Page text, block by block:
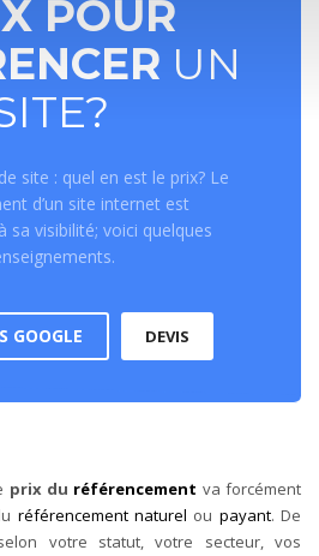
POUR
UN
site : quel en est le prix? Le
d’un site internet est
sa visibilité; voici quelques
GOOGLE DEVIS
prix du référencement va forcément
référencement naturel ou payant. De
votre statut, votre secteur, vos